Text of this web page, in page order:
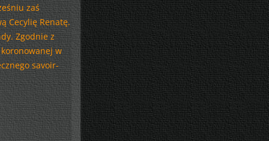
zaś
Cecylię Renatę.
Zgodnie z
w
savoir-